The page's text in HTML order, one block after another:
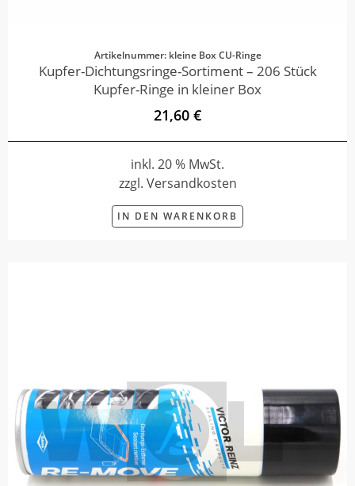
Artikelnummer: kleine Box CU-Ringe
Kupfer-Dichtungsringe-Sortiment – 206 Stück
Kupfer-Ringe in kleiner Box
21,60 €
inkl. 20 % MwSt.
zzgl. Versandkosten
IN DEN WARENKORB